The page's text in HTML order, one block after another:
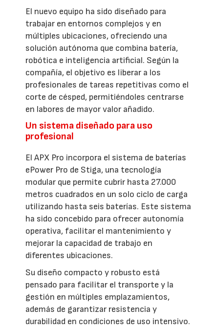
El nuevo equipo ha sido diseñado para
trabajar en entornos complejos y en
múltiples ubicaciones, ofreciendo una
solución autónoma que combina batería,
robótica e inteligencia artificial. Según la
compañía, el objetivo es liberar a los
profesionales de tareas repetitivas como el
corte de césped, permitiéndoles centrarse
en labores de mayor valor añadido.
Un sistema diseñado para uso
profesional
El APX Pro incorpora el sistema de baterías
ePower Pro de Stiga, una tecnología
modular que permite cubrir hasta 27.000
metros cuadrados en un solo ciclo de carga
utilizando hasta seis baterías. Este sistema
ha sido concebido para ofrecer autonomía
operativa, facilitar el mantenimiento y
mejorar la capacidad de trabajo en
diferentes ubicaciones.
Su diseño compacto y robusto está
pensado para facilitar el transporte y la
gestión en múltiples emplazamientos,
además de garantizar resistencia y
durabilidad en condiciones de uso intensivo.